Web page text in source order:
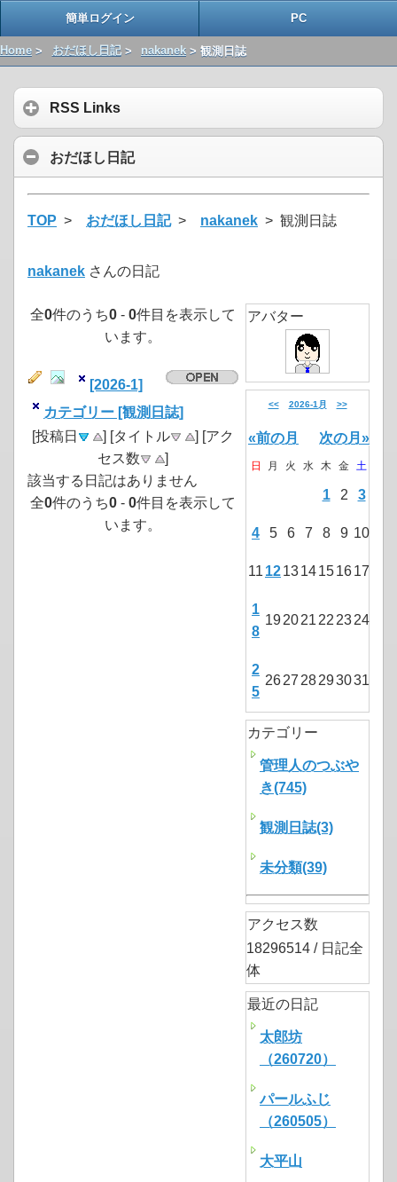
簡単ログイン PC
Home > おだほし日記> nakanek > 観測日誌
RSS Links
おだほし日記
TOP > おだほし日記> nakanek > 観測日誌
nakanek さんの日記
全0件のうち0 - 0件目を表示して
います。
[2026-1]
カテゴリー [観測日誌]
[投稿日
] [タイトル
] [アク
セス数
]
該当する日記はありません
全0件のうち0 - 0件目を表示して
います。
アバター
<< 2026-1月 >>
«前の月 次の月»
日 月 火 水 木 金 土
1 2 3
4 5 6 7 8 9 10
11 121314151617
1
8
192021 22 2324
2
5
2627 28293031
カテゴリー
管理人のつぶや
き(745)
観測日誌(3)
未分類(39)
アクセス数
18296514 / 日記全
体
最近の日記
太郎坊
（260720）
パールふじ
（260505）
大平山